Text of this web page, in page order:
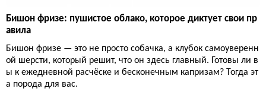
Бишон фризе: пушистое облако, которое диктует свои пр
авила
Бишон фризе — это не просто собачка, а клубок самоуверенн
ой шерсти, который решит, что он здесь главный. Готовы ли в
ы к ежедневной расчёске и бесконечным капризам? Тогда эт
а порода для вас.